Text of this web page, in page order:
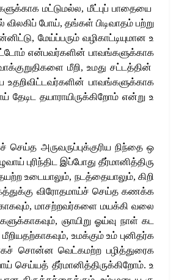
மட்டுமல்ல, மீட்புப் பாதையை
விலகிப் போய், தங்கள் பிடிவாதம் பற்று
, மேய்ப்பரும் வழிகாட்டியுமான உ
என்பவர்களின் பாவங்களுக்காக
மீறி, உமது சட்டத்தின்
உதறிவிட்டவர்களின் பாவங்களுக்காக
தேடிட தயாராயிருக்கிறோம் என்று உ
செய்த அருவருப்புக்குரிய நிந்தை ஒ
புரிந்திட இப்போது தீர்மானித்திரு
உடையாலும், நடத்தையாலும், கிறி
விரோதமாய்ச் செய்த கணக்க
, மாசற்றவர்களை மயக்கி வலை
, ஞாயிறு ஓய்வு நாள் கட
மீறியதற்காகவும், உமக்கும் உம் புனிதர்க
சொன்ன வெட்கமற்ற பழித்துரைக
செய்யத் தீர்மானித்திருக்கிறோம். உ